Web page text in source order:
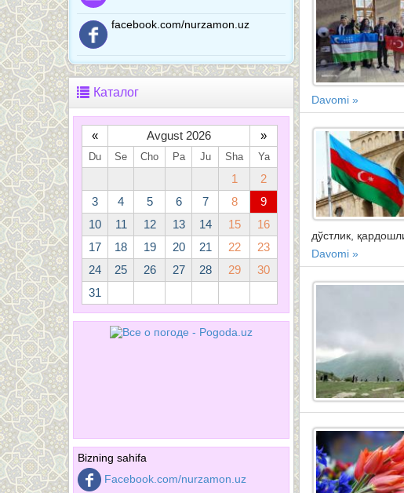
facebook.com/nurzamon.uz
Каталог
« Avgust 2026 »
Du Se Cho Pa Ju Sha Ya
1
2
3
4 5 6 7 8
9
10
11 12 13 14 15
16
17
18 19 20 21 22
23
24
25 26 27 28 29
30
31
Bizning sahifa
Facebook.com/nurzamon.uz
Davomi »
дўстлик,
Davomi »